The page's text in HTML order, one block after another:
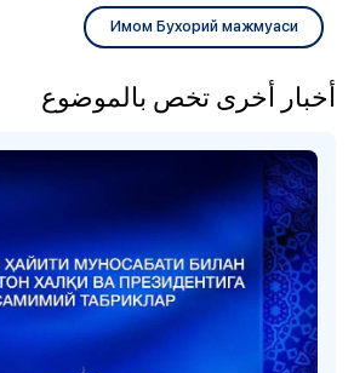
Имом Бухорий мажмуаси
أخبار أخرى تخص بالموضوع